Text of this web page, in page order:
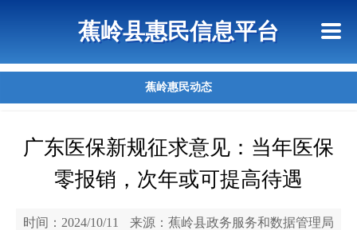
蕉岭县惠民信息平台
蕉岭惠民动态
广东医保新规征求意见：当年医保
零报销，次年或可提高待遇
时间：2024/10/11 来源：蕉岭县政务服务和数据管理局